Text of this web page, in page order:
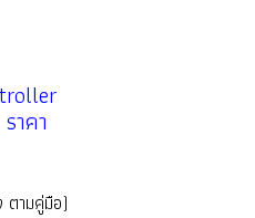
าคา
ตามคู่มือ)